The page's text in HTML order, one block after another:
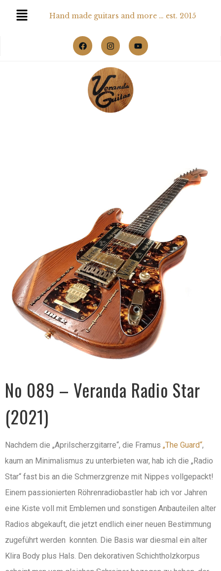
Hand made guitars and more … est. 2015
No 089 – Veranda Radio Star
(2021)
Nachdem die „Aprilscherzgitarre“, die Framus „The Guard“,
kaum an Minimalismus zu unterbieten war, hab ich die „Radio
Star“ fast bis an die Schmerzgrenze mit Nippes vollgepackt!
Einem passionierten Röhrenradiobastler hab ich vor Jahren
eine Kiste voll mit Emblemen und sonstigen Anbauteilen alter
Radios abgekauft, die jetzt endlich einer neuen Bestimmung
zugeführt werden konnten. Die Basis war diesmal ein alter
Klira Body plus Hals. Den dekorativen Schichtholzkorpus